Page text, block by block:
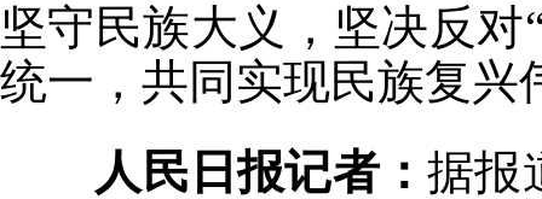
坚守民族大义，坚决反
统一，共同实现民族复兴
人民日报记者：据报